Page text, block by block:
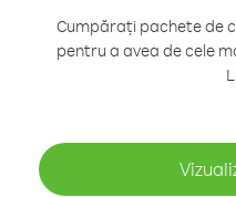
Cumpărați pachete de
pentru a avea de cele